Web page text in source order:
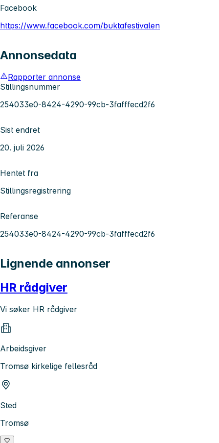
Facebook
https://www.facebook.com/buktafestivalen
Annonsedata
Rapporter annonse
Stillingsnummer
254033e0-8424-4290-99cb-3fafffecd2f6
Sist endret
20. juli 2026
Hentet fra
Stillingsregistrering
Referanse
254033e0-8424-4290-99cb-3fafffecd2f6
Lignende annonser
HR rådgiver
Vi søker HR rådgiver
Arbeidsgiver
Tromsø kirkelige fellesråd
Sted
Tromsø